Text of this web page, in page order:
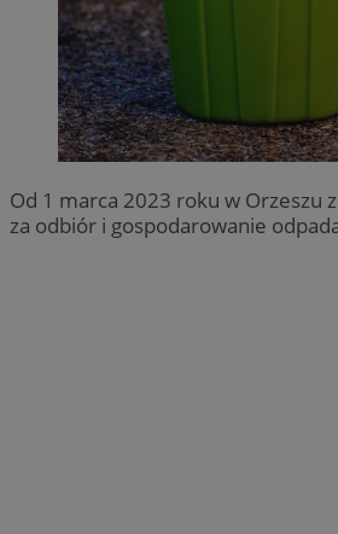
Od 1 marca 2023 roku w Orzeszu
za odbiór i gospodarowanie